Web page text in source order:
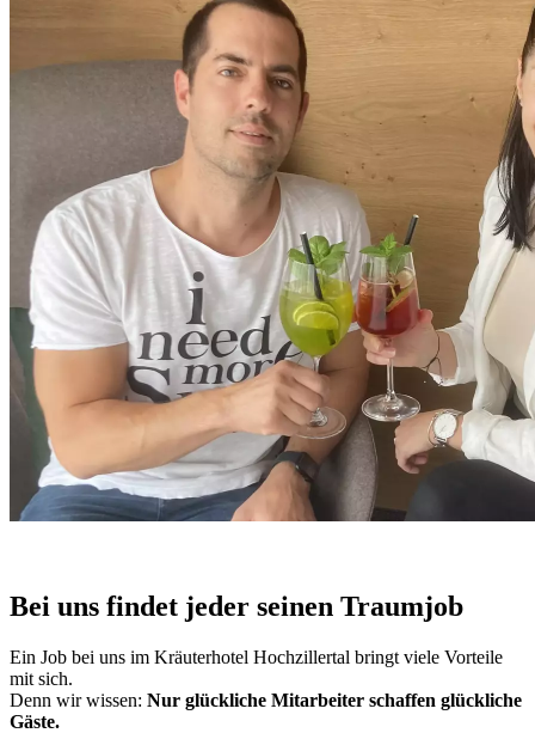
Bei uns findet jeder seinen Traumjob
Ein Job bei uns im Kräuterhotel Hochzillertal bringt viele Vorteile
mit sich.
Denn wir wissen: Nur glückliche Mitarbeiter schaffen glückliche
Gäste.